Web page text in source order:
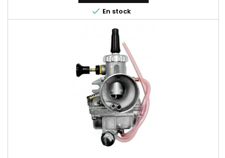
 En stock